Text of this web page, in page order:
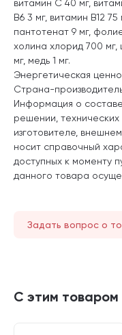
витамин С 40 мг,
В6 3 мг, витамин В12
пантотенат 9 мг,
холина хлорид 700 мг,
мг, медь 1 мг.
Энергетическая
Страна-
Информация о
решении,
изготовителе,
носит справочный
доступных к моменту
данного товара
Задать вопрос о
С этим